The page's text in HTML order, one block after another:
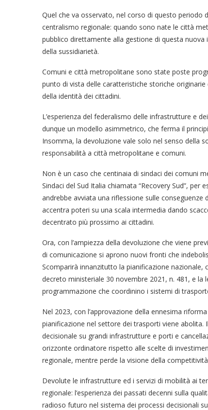
Quel che va osservato, nel corso di questo
centralismo regionale: quando sono nate le città
pubblico direttamente alla gestione di questa
della sussidiarietà.
Comuni e città metropolitane sono state poste
punto di vista delle caratteristiche storiche
della identità dei cittadini.
L’esperienza del federalismo delle infrastrutture e
dunque un modello asimmetrico, che ferma il
Insomma, la devoluzione vale solo nel senso della
responsabilità a città metropolitane e comuni.
Non è un caso che centinaia di sindaci dei comuni
Sindaci del Sud Italia chiamata “Recovery Sud”,
andrebbe avviata una riflessione sulle
accentra poteri su una scala intermedia dando
decentrato più prossimo ai cittadini.
Ora, con l’ampiezza della devoluzione che viene
di comunicazione si aprono nuovi fronti che
Scomparirà innanzitutto la pianificazione nazionale,
decreto ministeriale 30 novembre 2021, n. 481, e la
programmazione che coordinino i sistemi di
Nel 2023, con l’approvazione della ennesima
pianificazione nel settore dei trasporti viene
decisionale su grandi infrastrutture e porti e
orizzonte ordinatore rispetto alle scelte di
regionale, mentre perde la visione della
Devolute le infrastrutture ed i servizi di mobilità ai
regionale: l’esperienza dei passati decenni sulla
radioso futuro nel sistema dei processi decisionali